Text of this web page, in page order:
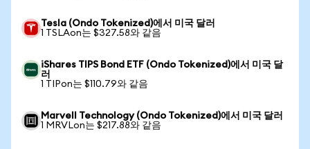
Tesla (Ondo Tokenized)에서 미국 달러
1 TSLAon는 $327.58와 같음
iShares TIPS Bond ETF (Ondo Tokenized)에서 미국 달
러
1 TIPon는 $110.79와 같음
Marvell Technology (Ondo Tokenized)에서 미국 달러
1 MRVLon는 $217.88와 같음